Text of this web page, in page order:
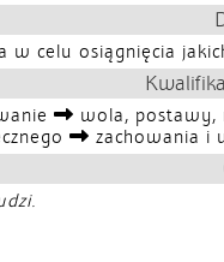
w celu osiągnięcia
wola, postawy,
zachowania i